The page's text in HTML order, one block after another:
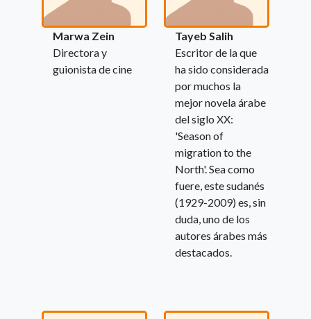
Marwa Zein
Directora y
guionista de cine
Tayeb Salih
Escritor de la que
ha sido considerada
por muchos la
mejor novela árabe
del siglo XX:
'Season of
migration to the
North'. Sea como
fuere, este sudanés
(1929-2009) es, sin
duda, uno de los
autores árabes más
destacados.